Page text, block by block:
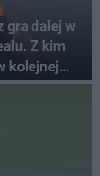
gra dalej w
Z kim
kolejnej